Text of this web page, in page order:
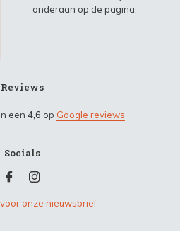
onderaan op de pagina.
Reviews
een 4,6 op Google reviews
Socials
onze nieuwsbrief